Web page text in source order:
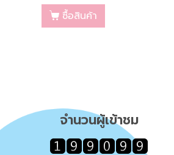
ซื้อสินค้า
จำนวนผู้เข้าชม